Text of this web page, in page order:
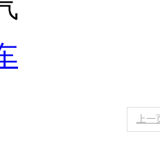
上一